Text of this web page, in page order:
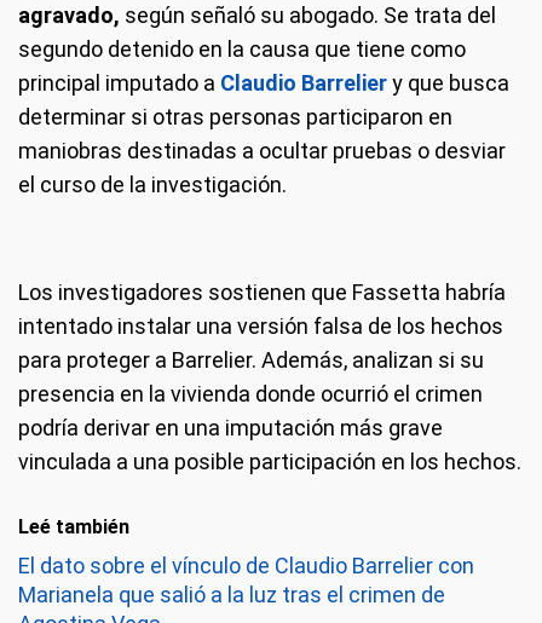
agravado, según señaló su abogado. Se trata del
segundo detenido en la causa que tiene como
principal imputado a Claudio Barreliery que busca
determinar si otras personas participaron en
maniobras destinadas a ocultar pruebas o desviar
el curso de la investigación.
Los investigadores sostienen que Fassetta habría
intentado instalar una versión falsa de los hechos
para proteger a Barrelier. Además, analizan si su
presencia en la vivienda donde ocurrió el crimen
podría derivar en una imputación más grave
vinculada a una posible participación en los hechos.
Leé también
El dato sobre el vínculo de Claudio Barrelier con
Marianela que salió a la luz tras el crimen de